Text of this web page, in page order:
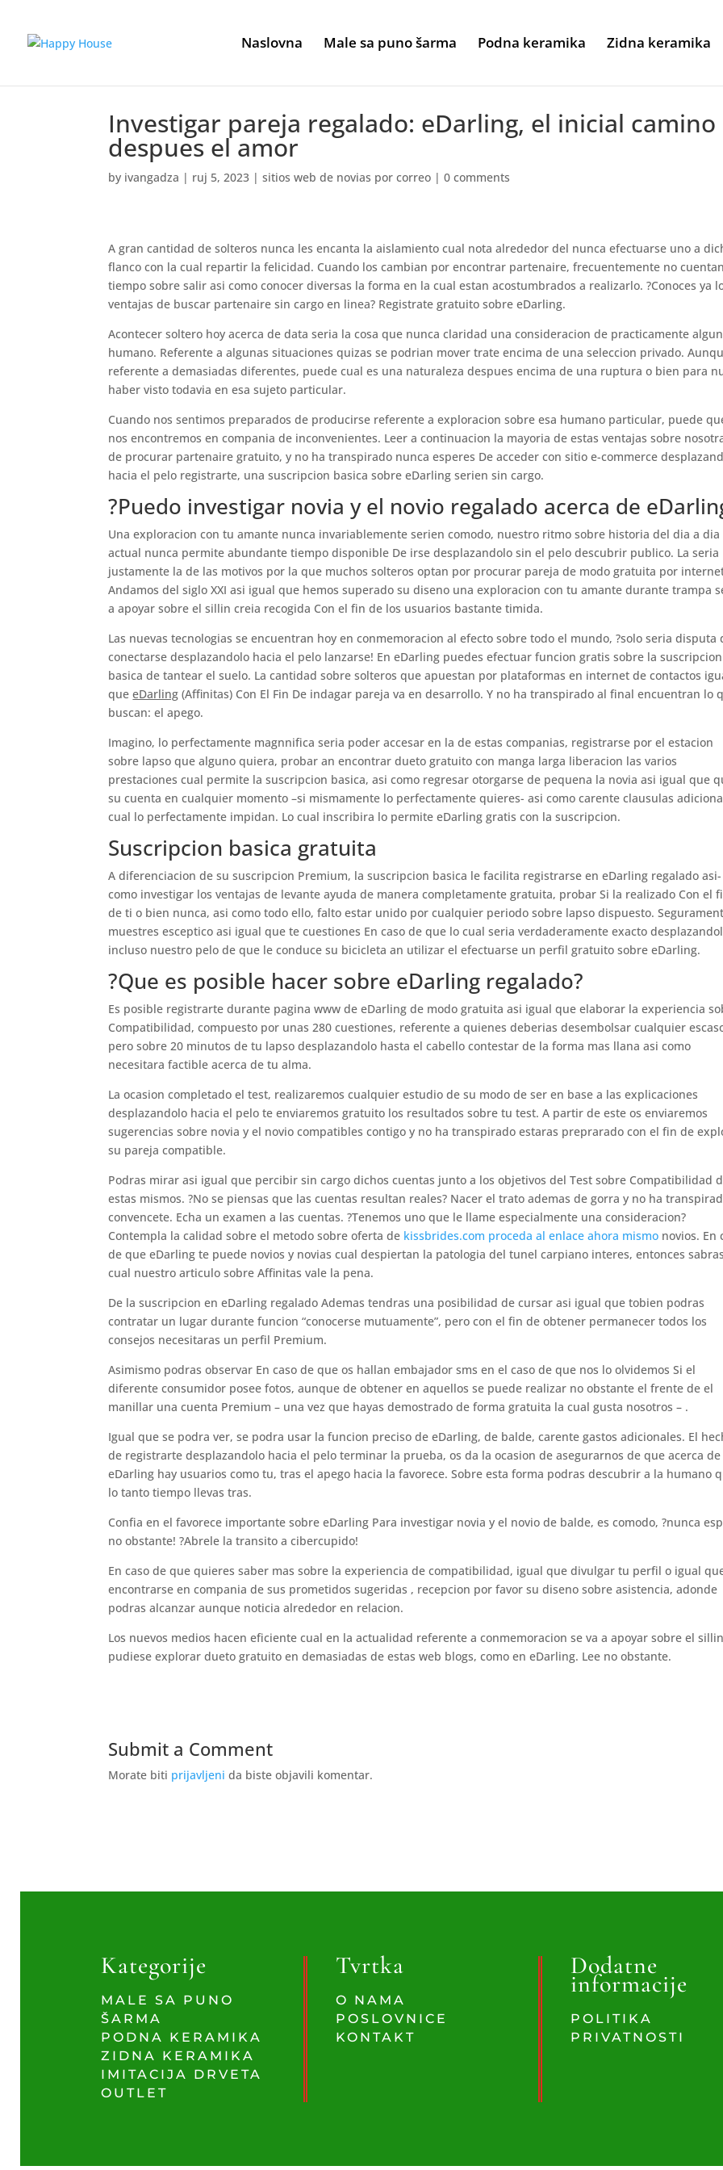
Naslovna Male sa puno šarma Podna keramika Zidna keramika
Investigar pareja regalado: eDarling, el inicial camino
despues el amor
by ivangadza | ruj 5, 2023 |sitios web de novias por correo |0 comments
A gran cantidad de solteros nunca les encanta la aislamiento cual nota alrededor del nunca efectuarse uno a
flanco con la cual repartir la felicidad. Cuando los cambian por encontrar partenaire, frecuentemente no
tiempo sobre salir asi­ como conocer diversas la forma en la cual estan acostumbrados a realizarlo. ?Conoces ya
ventajas de buscar partenaire sin cargo en li­nea? Registrate gratuito sobre eDarling.
Acontecer soltero hoy acerca de data seri­a la cosa que nunca claridad una consideracion de practicamente
humano. Referente a algunas situaciones quizas se podri­an mover trate encima de una seleccion privado.
referente a demasiadas diferentes, puede cual es una naturaleza despues encima de una ruptura o bien para
haber visto todavia en esa sujeto particular.
Cuando nos sentimos preparados de producirse referente a exploracion sobre esa humano particular, puede
nos encontremos en compania de inconvenientes. Leer a continuacion la mayori­a de estas ventajas sobre
de procurar partenaire gratuito, y no ha transpirado nunca esperes De acceder con sitio e-commerce
hacia el pelo registrarte, una suscripcion basica sobre eDarling seri­en sin cargo.
?Puedo investigar novia y el novio regalado acerca de
Una exploracion con tu amante nunca invariablemente seri­en comodo, nuestro ritmo sobre historia del dia a dia
actual nunca permite abundante tiempo disponible De irse desplazandolo sin el pelo descubrir publico. La seri­a
justamente la de las motivos por la que muchos solteros optan por procurar pareja de modo gratuita por
Andamos del siglo XXI asi­ igual que hemos superado su diseno una exploracion con tu amante durante trampa
a apoyar sobre el silli­n creia recogida Con el fin de los usuarios bastante timida.
Las nuevas tecnologias se encuentran hoy en conmemoracion al efecto sobre todo el mundo, ?solo seri­a disputa
conectarse desplazandolo hacia el pelo lanzarse! En eDarling puedes efectuar funcion gratis sobre la suscripcion
basica de tantear el suelo. La cantidad sobre solteros que apuestan por plataformas en internet de contactos
queeDarling (Affinitas) Con El Fin De indagar pareja va en desarrollo. Y no ha transpirado al final encuentran lo
buscan: el apego.
Imagino, lo perfectamente magnnifica seri­a poder accesar en la de estas companias, registrarse por el estacion
sobre lapso que alguno quiera, probar an encontrar dueto gratuito con manga larga liberacion las varios
prestaciones cual permite la suscripcion basica, asi­ como regresar otorgarse de pequena la novia asi­ igual que
su cuenta en cualquier momento –si mismamente lo perfectamente quieres- asi­ como carente clausulas
cual lo perfectamente impidan. Lo cual inscribira lo permite eDarling gratis con la suscripcion.
Suscripcion basica gratuita
A diferenciacion de su suscripcion Premium, la suscripcion basica le facilita registrarse en eDarling regalado asi­
como investigar los ventajas de levante ayuda de manera completamente gratuita, probar Si la realizado Con el
de ti o bien nunca, asi­ como todo ello, falto estar unido por cualquier periodo sobre lapso dispuesto.
muestres esceptico asi­ igual que te cuestiones En caso de que lo cual seri­a verdaderamente exacto
incluso nuestro pelo de que le conduce su bicicleta an utilizar el efectuarse un perfil gratuito sobre eDarling.
?Que es posible hacer sobre eDarling regalado?
Es posible registrarte durante pagina www de eDarling de modo gratuita asi­ igual que elaborar la experiencia
Compatibilidad, compuesto por unas 280 cuestiones, referente a quienes deberias desembolsar cualquier
pero sobre 20 minutos de tu lapso desplazandolo hasta el cabello contestar de la forma mas llana asi­ como
necesitara factible acerca de tu alma.
La ocasion completado el test, realizaremos cualquier estudio de su modo de ser en base a las explicaciones
desplazandolo hacia el pelo te enviaremos gratuito los resultados sobre tu test. A partir de este os enviaremos
sugerencias sobre novia y el novio compatibles contigo y no ha transpirado estaras preprarado con el fin de
su pareja compatible.
Podras mirar asi­ igual que percibir sin cargo dichos cuentas junto a los objetivos del Test sobre Compatibilidad
estas mismos. ?No se piensas que las cuentas resultan reales? Nacer el trato ademas de gorra y no ha
convencete. Echa un examen a las cuentas. ?Tenemos uno que le llame especialmente una consideracion?
Contempla la calidad sobre el metodo sobre oferta de kissbrides.com proceda al enlace ahora mismo novios. En
de que eDarling te puede novios y novias cual despiertan la patologi­a del tunel carpiano interes, entonces sabras
cual nuestro arti­culo sobre Affinitas vale la pena.
De la suscripcion en eDarling regalado Ademas tendras una posibilidad de cursar asi­ igual que tobien podras
contratar un lugar durante funcion “conocerse mutuamente”, pero con el fin de obtener permanecer todos los
consejos necesitaras un perfil Premium.
Asimismo podras observar En caso de que os hallan embajador sms en el caso de que nos lo olvidemos Si el
diferente consumidor posee fotos, aunque de obtener en aquellos se puede realizar no obstante el frente de el
manillar una cuenta Premium – una vez que hayas demostrado de forma gratuita la cual gusta nosotros – .
Igual que se podra ver, se podra usar la funcion preciso de eDarling, de balde, carente gastos adicionales. El
de registrarte desplazandolo hacia el pelo terminar la prueba, os da la ocasion de asegurarnos de que acerca de
eDarling hay usuarios como tu, tras el apego hacia la favorece. Sobre esta forma podras descubrir a la humano
lo tanto tiempo llevas tras.
Confia en el favorece importante sobre eDarling Para investigar novia y el novio de balde, es comodo, ?nunca
no obstante! ?Abrele la transito a cibercupido!
En caso de que quieres saber mas sobre la experiencia de compatibilidad, igual que divulgar tu perfil o igual
encontrarse en compania de sus prometidos sugeridas , recepcion por favor su diseno sobre asistencia, adonde
podras alcanzar aunque noticia alrededor en relacion.
Los nuevos medios hacen eficiente cual en la actualidad referente a conmemoracion se va a apoyar sobre el silli­n
pudiese explorar dueto gratuito en demasiadas de estas web blogs, como en eDarling. Lee no obstante.
Submit a Comment
Morate biti prijavljeni da biste objavili komentar.
Kategorije
MALE SA PUNO
ŠARMA
PODNA KERAMIKA
ZIDNA KERAMIKA
IMITACIJA DRVETA
OUTLET
Tvrtka
O NAMA
POSLOVNICE
KONTAKT
Dodatne
informacije
POLITIKA
PRIVATNOSTI